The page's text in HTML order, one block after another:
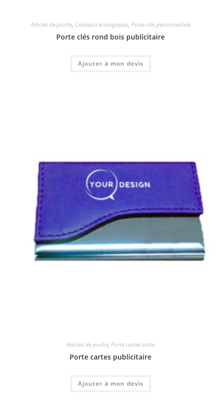
Articles de poche, Cadeaux écologiques, Porte clés personnalisés
Porte clés rond bois publicitaire
Ajouter à mon devis
Articles de poche, Porte cartes visite
Porte cartes publicitaire
Ajouter à mon devis